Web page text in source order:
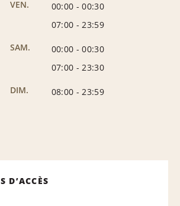
VEN.
00:00 -00:30
07:00 - 23:59
SAM.
00:00 -00:30
07:00 - 23:30
DIM.
08:00 - 23:59
D’ACCÈS